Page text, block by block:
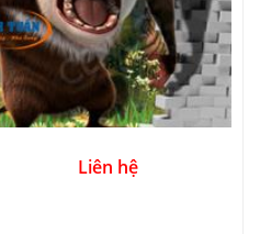
Liên hệ